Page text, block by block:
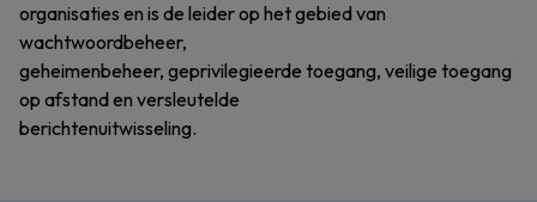
organisaties en is de leider op het gebied van
wachtwoordbeheer,
geheimenbeheer, geprivilegieerde toegang, veilige toegang
op afstand en versleutelde
berichtenuitwisseling.